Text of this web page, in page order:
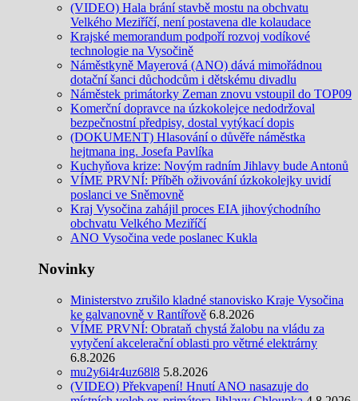
(VIDEO) Hala brání stavbě mostu na obchvatu
Velkého Meziříčí, není postavena dle kolaudace
Krajské memorandum podpoří rozvoj vodíkové
technologie na Vysočině
Náměstkyně Mayerová (ANO) dává mimořádnou
dotační šanci důchodcům i dětskému divadlu
Náměstek primátorky Zeman znovu vstoupil do TOP09
Komerční dopravce na úzkokolejce nedodržoval
bezpečnostní předpisy, dostal vytýkací dopis
(DOKUMENT) Hlasování o důvěře náměstka
hejtmana ing. Josefa Pavlíka
Kuchyňova krize: Novým radním Jihlavy bude Antonů
VÍME PRVNÍ: Příběh oživování úzkokolejky uvidí
poslanci ve Sněmovně
Kraj Vysočina zahájil proces EIA jihovýchodního
obchvatu Velkého Meziříčí
ANO Vysočina vede poslanec Kukla
Novinky
Ministerstvo zrušilo kladné stanovisko Kraje Vysočina
ke galvanovně v Rantířově 6.8.2026
VÍME PRVNÍ: Obrataň chystá žalobu na vládu za
vytyčení akcelerační oblasti pro větrné elektrárny
6.8.2026
mu2y6i4r4uz68l8 5.8.2026
(VIDEO) Překvapení! Hnutí ANO nasazuje do